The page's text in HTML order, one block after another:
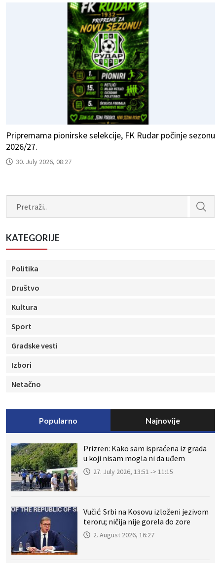
Pripremama pionirske selekcije, FK Rudar počinje sezonu
2026/27.
30. July 2026, 08:27
KATEGORIJE
Politika
Društvo
Kultura
Sport
Gradske vesti
Izbori
Netačno
Popularno Najnovije
Prizren: Kako sam ispraćena iz grada
u koji nisam mogla ni da uđem
27. July 2026, 13:51 -> 11:15
Vučić: Srbi na Kosovu izloženi jezivom
teroru; ničija nije gorela do zore
2. August 2026, 16:27